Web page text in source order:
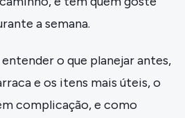
a semana.
o que planejar antes,
e os itens mais úteis, o
complicação, e como